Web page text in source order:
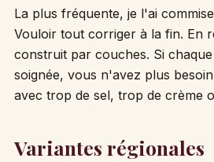
La plus fréquente, je l'ai
Vouloir tout corriger à la fin. En
construit par couches. Si
soignée, vous n'avez plus
avec trop de sel, trop de crème
Variantes régionales